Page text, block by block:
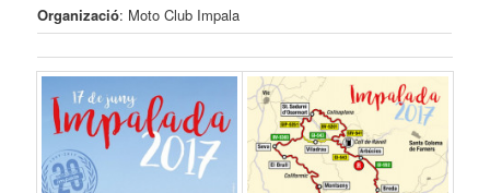
Organizació: Moto Club Impala